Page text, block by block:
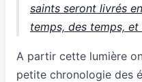
saints seront livrés
temps, des temps,
A partir cette lumière
petite chronologie des